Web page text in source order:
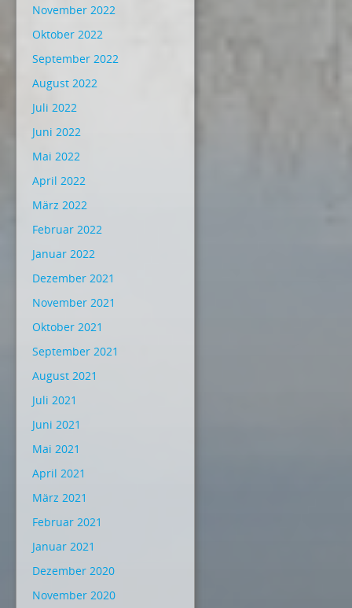
November 2022
Oktober 2022
September 2022
August 2022
Juli 2022
Juni 2022
Mai 2022
April 2022
März 2022
Februar 2022
Januar 2022
Dezember 2021
November 2021
Oktober 2021
September 2021
August 2021
Juli 2021
Juni 2021
Mai 2021
April 2021
März 2021
Februar 2021
Januar 2021
Dezember 2020
November 2020